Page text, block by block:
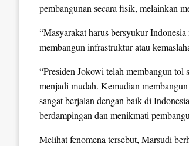
pembangunan secara fisik, melainkan
“Masyarakat harus bersyukur
membangun infrastruktur atau
“Presiden Jokowi telah membangun
menjadi mudah. Kemudian
sangat berjalan dengan baik di
berdampingan dan menikmati
Melihat fenomena tersebut, Marsudi